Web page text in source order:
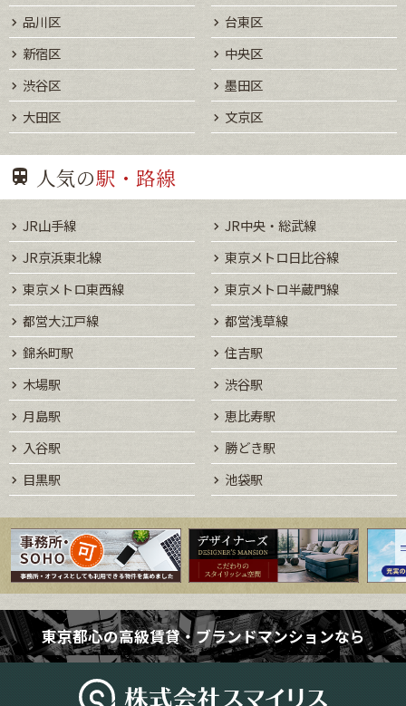
品川区
台東区
新宿区
中央区
渋谷区
墨田区
大田区
文京区
人気の駅・路線
JR山手線
JR中央・総武線
JR京浜東北線
東京メトロ日比谷線
東京メトロ東西線
東京メトロ半蔵門線
都営大江戸線
都営浅草線
錦糸町駅
住吉駅
木場駅
渋谷駅
月島駅
恵比寿駅
入谷駅
勝どき駅
目黒駅
池袋駅
東京都心の高級賃貸・ブランドマンションなら